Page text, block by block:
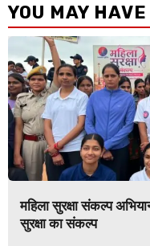
YOU MAY
महिला सुरक्षा संकल्प
सुरक्षा का संकल्प